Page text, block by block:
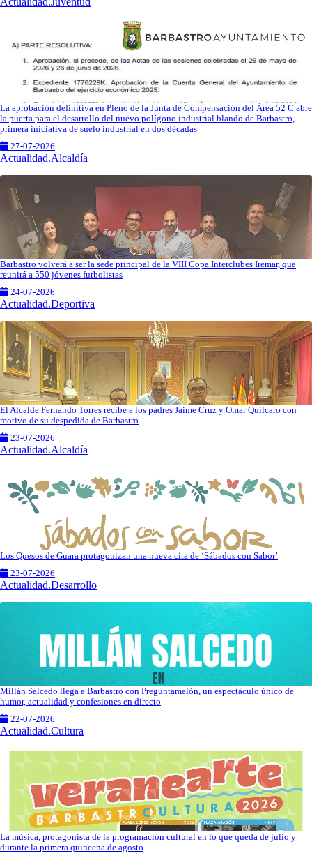
La aprobación definitiva en Pleno de la Junta de Compensación del Área 52 C abre
la puerta para el desarrollo del nuevo polígono industrial blando de Barbastro,
primera iniciativa de suelo industrial en dos décadas
27-07-2026
Actualidad.Alcaldía
Barbastro volverá a ser la sede principal de la VIII Copa Interclubes Iremar, que
reunirá a 550 jóvenes futbolistas
24-07-2026
Actualidad.Deportiva
El Alcalde Fernando Torres recibe a los padres Jaime Cruz y Omar Quilcaro con
motivo de su despedida de Barbastro
23-07-2026
Actualidad.Alcaldía
Los Quesos de Guara protagonizan una nueva cita de ‘Sábados con Sabor’
23-07-2026
Actualidad.Desarrollo
Millán Salcedo llega a Barbastro con Preguntamelón, un espectáculo único de
humor, actualidad y confesiones en directo
22-07-2026
Actualidad.Cultura
La música, protagonista de la programación cultural en lo que queda de julio y
durante la primera quincena de agosto